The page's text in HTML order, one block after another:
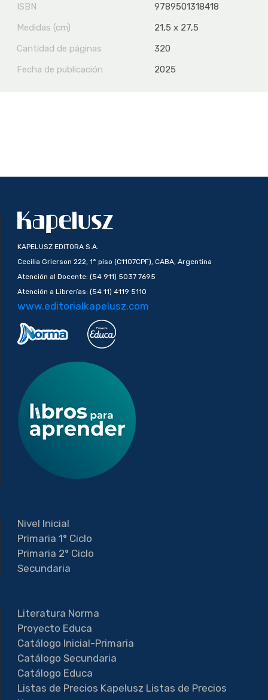
ISBN
9789501318418
Medidas (cm)
21,5 x 27,5
Cantidad de páginas
320
Fecha de publicación
2025
KAPELUSZ EDITORA S.A.
Cecilia Grierson 222, 1° piso (C1107CPF), CABA, Argentina
Atención al Docente: (54 911) 5037 7695
Atención a Librerías: (54 11) 4119 5110
www.editorialkapelusz.com
Nivel Inicial
Primaria 1° Ciclo
Primaria 2° Ciclo
Secundaria
Literatura Norma
Proyecto Educa
Catálogo Inicial-Primaria
Catálogo Secundaria
Catálogo Educa
Listas de Precios Kapelusz Listas de Precios